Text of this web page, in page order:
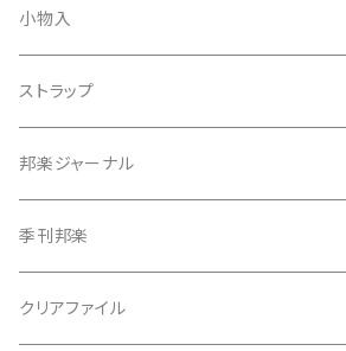
天神巾着
指すり
つぼシール
撥皮・撥皮のり
胴板
小物入
ストラップ
邦楽ジャーナル
季刊邦楽
クリアファイル